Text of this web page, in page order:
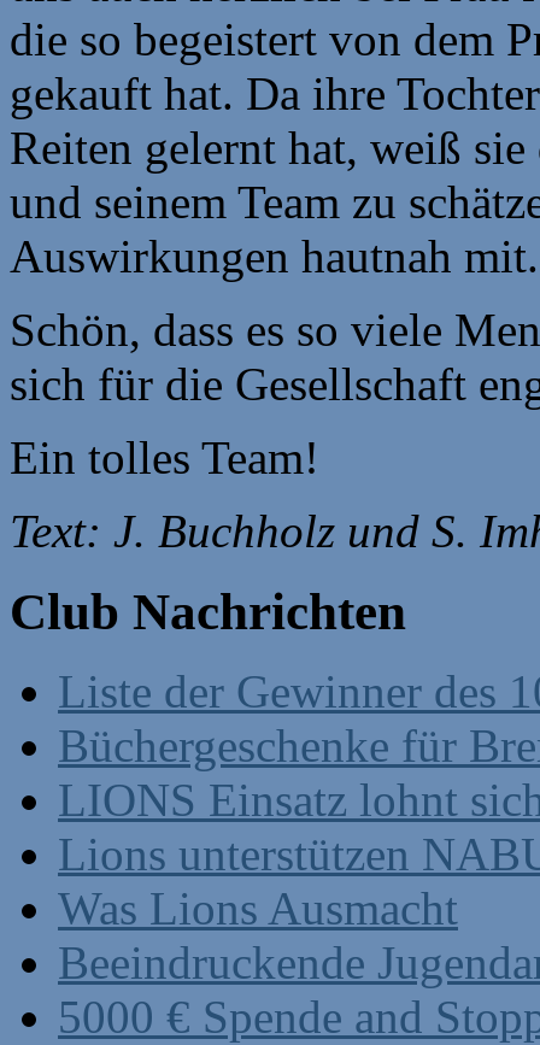
die so begeistert von dem
gekauft hat. Da ihre
Reiten gelernt hat, weiß
und seinem Team zu
Auswirkungen hautnah mit.
Schön, dass es so viele
sich für die Gesellschaft
Ein tolles Team!
Text: J. Buchholz und S.
Club Nachrichten
Liste der Gewinner des
Büchergeschenke für
LIONS Einsatz lohnt
Lions unterstützen
Was Lions Ausmacht
Beeindruckende
5000 € Spende and